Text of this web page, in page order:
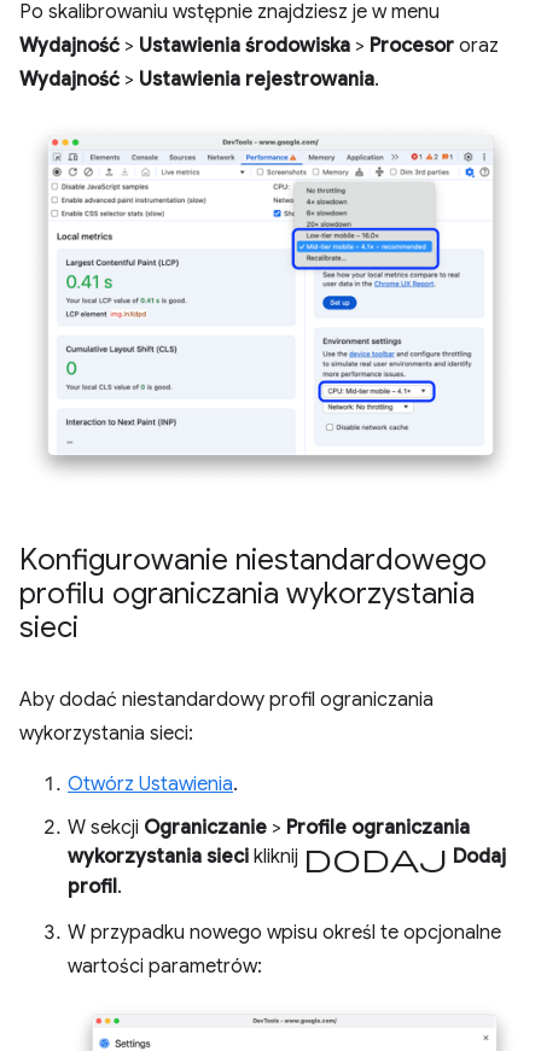
Po skalibrowaniu wstępnie znajdziesz je w menu
Wydajność > Ustawienia środowiska > Procesor oraz
Wydajność > Ustawienia rejestrowania.
Konfigurowanie niestandardowego
profilu ograniczania wykorzystania
sieci
Aby dodać niestandardowy profil ograniczania
wykorzystania sieci:
Otwórz Ustawienia.
W sekcji Ograniczanie > Profile ograniczania
wykorzystania sieci kliknij Dodaj Dodaj
profil.
W przypadku nowego wpisu określ te opcjonalne
wartości parametrów: